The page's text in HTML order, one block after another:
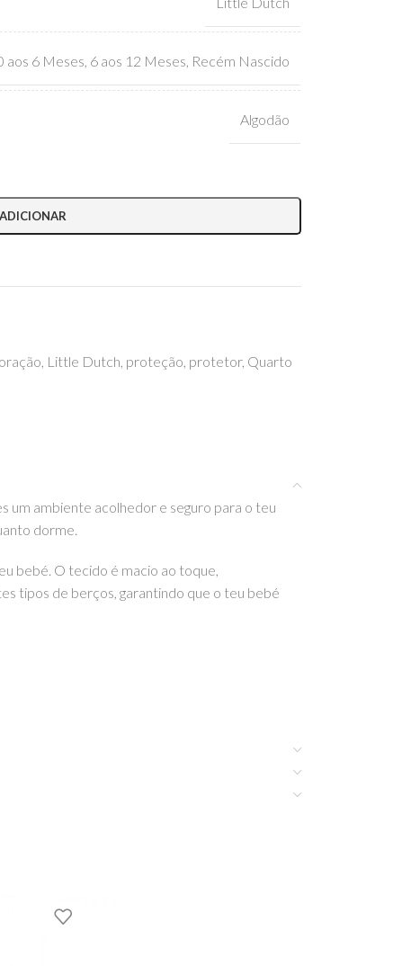
aos 6 Meses 6 aos 12 Meses Recém Nascido
Algodão
ADICIONAR
, Little Dutch, proteção, protetor, Quarto
um ambiente acolhedor e seguro para o teu
dorme.
bebé. O tecido é macio ao toque,
tipos de berços, garantindo que o teu bebé
este e outros artigos incríveis da Little